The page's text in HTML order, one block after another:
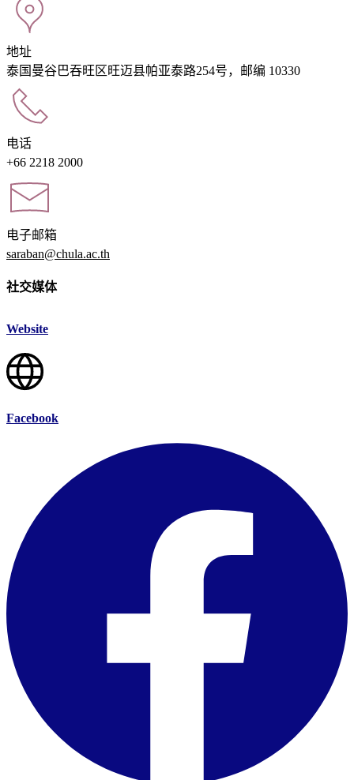
地址
泰国曼谷巴吞旺区旺迈县帕亚泰路254号，邮编 10330
电话
+66 2218 2000
电子邮箱
saraban@chula.ac.th
社交媒体
Website
Facebook